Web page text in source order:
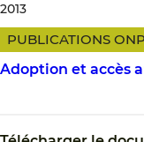
2013
PUBLICATIONS
Adoption et accès